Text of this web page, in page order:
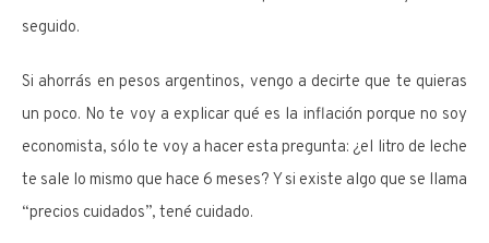
seguido.
Si ahorrás en pesos argentinos, vengo a decirte que te quieras
un poco. No te voy a explicar qué es la inflación porque no soy
economista, sólo te voy a hacer esta pregunta: ¿el litro de leche
te sale lo mismo que hace 6 meses? Y si existe algo que se llama
“precios cuidados”, tené cuidado.